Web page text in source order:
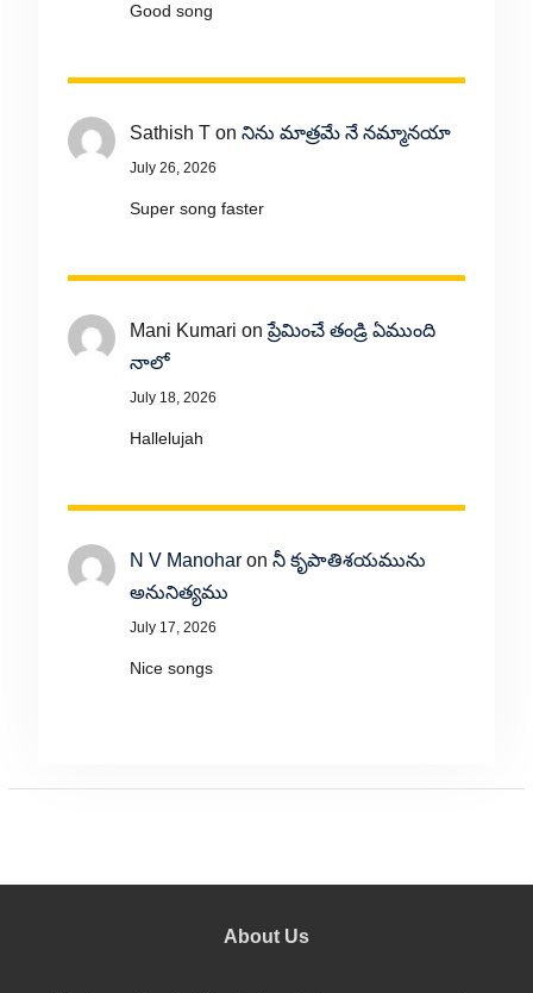
Good song
Sathish Ton నిను మాత్రమే నే నమ్మానయా
July 26, 2026
Super song faster
Mani Kumari onప్రేమించే తండ్రి ఏముంది
నాలో
July 18, 2026
Hallelujah
N V Manoharon నీ కృపాతిశయమును
అనునిత్యము
July 17, 2026
Nice songs
About Us